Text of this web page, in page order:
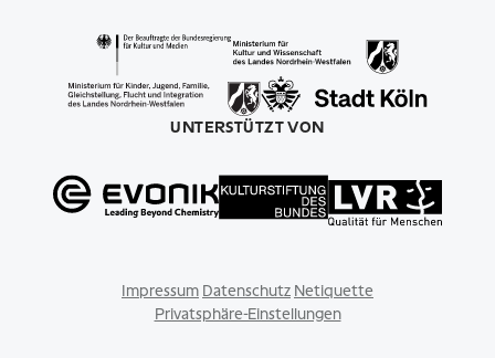
UNTERSTÜTZT VON
Impressum Datenschutz Netiquette
Privatsphäre-Einstellungen